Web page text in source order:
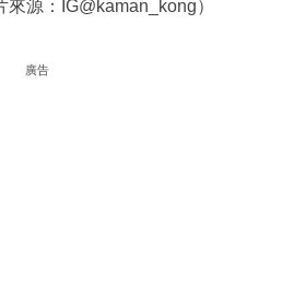
源：IG@kaman_kong）
廣告